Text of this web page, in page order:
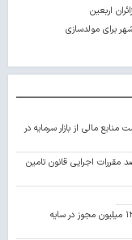
اربعین
ساختار تأمین مالی کشور/ تأمین ۴۴۳ همت منابع مالی از بازار سرمایه در
تولید بدون فشار بر پایه پولی/ تصویب ۸۰ درصد مقررات اجرایی قانون تامین
اتصال ۹۷ درصدی مجوزهای کشور به درگاه ملی/ صدور ۱۳.۹ میلیون مجوز در سایه